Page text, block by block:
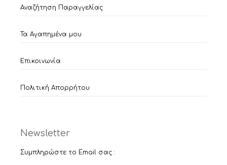
Αναζήτηση Παραγγελίας
Τα Αγαπημένα μου
Επικοινωνία
Πολιτική Απορρήτου
Newsletter
Συμπληρώστε το Email σας :